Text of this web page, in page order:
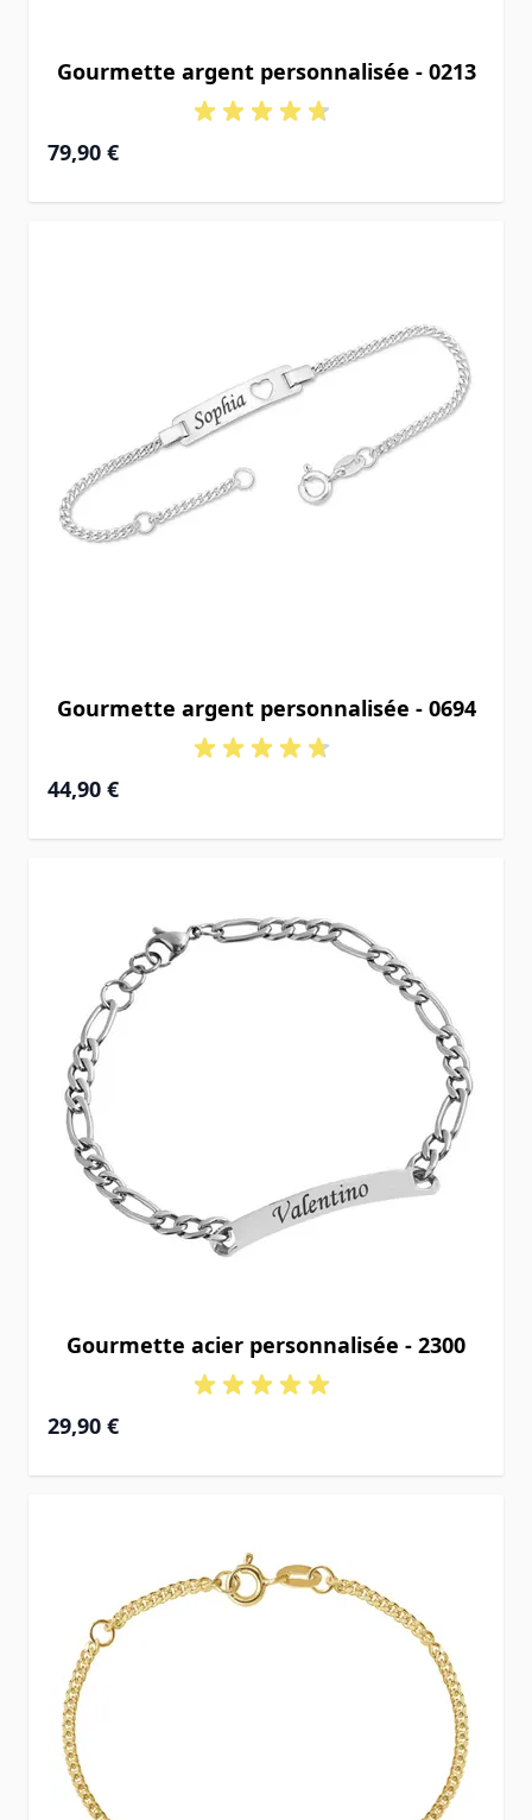
Gourmette argent personnalisée - 0213
À partir de
79,90 €
Gourmette argent personnalisée - 0694
À partir de
44,90 €
Gourmette acier personnalisée - 2300
29,90 €